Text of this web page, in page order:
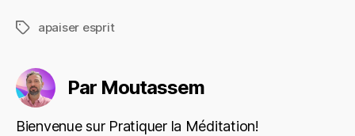
Étiquettes
apaiser esprit
Par Moutassem
Bienvenue sur Pratiquer la Méditation!